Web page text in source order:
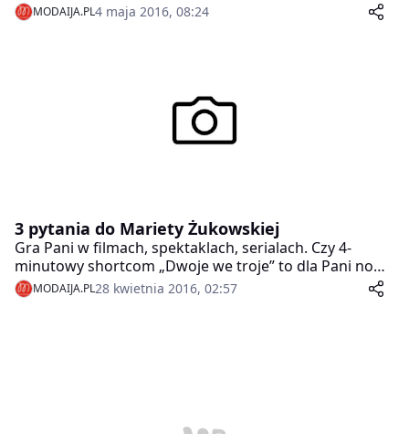
MODAIJA.PL4 maja 2016, 08:24
3 pytania do Mariety Żukowskiej
Gra Pani w filmach, spektaklach, serialach. Czy 4-
minutowy shortcom „Dwoje we troje” to dla Pani nowe
doświadczenie?
MODAIJA.PL28 kwietnia 2016, 02:57